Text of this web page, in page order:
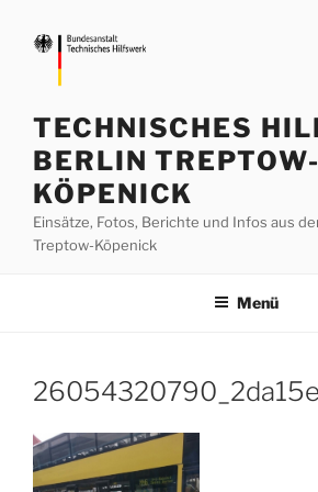
Inhalt
springen
TECHNISCHES
BERLIN TREPTOW-
KÖPENICK
Einsätze, Fotos, Berichte und Infos aus
Treptow-Köpenick
Menü